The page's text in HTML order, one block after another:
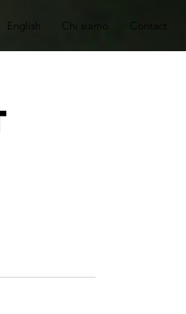
English Chi siamo Contact